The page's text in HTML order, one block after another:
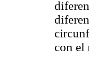
con el